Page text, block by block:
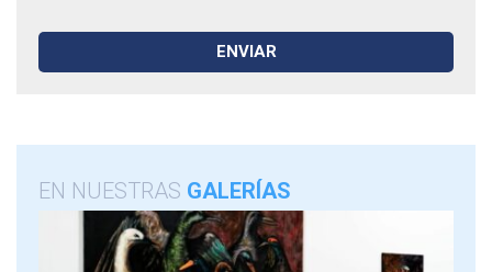
EN NUESTRAS GALERÍAS